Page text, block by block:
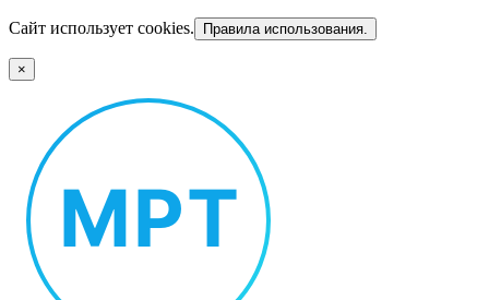
Сайт использует cookies. Правила использования.
×